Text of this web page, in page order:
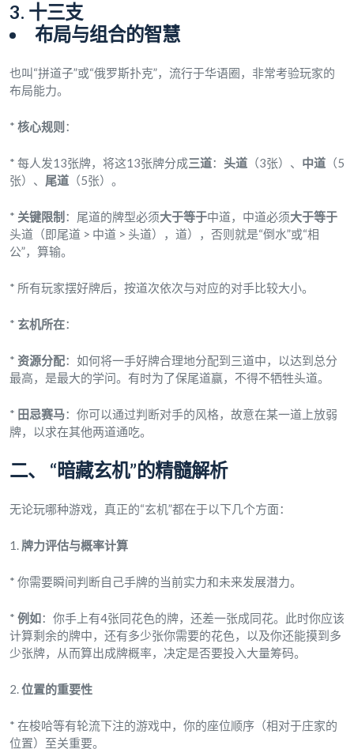
3. 十三支
布局与组合的智慧
也叫“拼道子”或“俄罗斯扑克”，流行于华语圈，非常考验玩家的
布局能力。
* 核心规则 ：
* 每人发13张牌，将这13张牌分成三道： 头道 （3张）、 中道 （5
张）、 尾道 （5张）。
* 关键限制 ：尾道的牌型必须大于等于中道，中道必须大于等于
头道（即尾道 > 中道 > 头道），道），否则就是“倒水”或“相
公”，算输。
* 所有玩家摆好牌后，按道次依次与对应的对手比较大小。
* 玄机所在：
* 资源分配：如何将一手好牌合理地分配到三道中，以达到总分
最高，是最大的学问。有时为了保尾道赢，不得不牺牲头道。
* 田忌赛马：你可以通过判断对手的风格，故意在某一道上放弱
牌，以求在其他两道通吃。
二、 “暗藏玄机”的精髓解析
无论玩哪种游戏，真正的“玄机”都在于以下几个方面：
1. 牌力评估与概率计算
* 你需要瞬间判断自己手牌的当前实力和未来发展潜力。
* 例如：你手上有4张同花色的牌，还差一张成同花。此时你应该
计算剩余的牌中，还有多少张你需要的花色，以及你还能摸到多
少张牌，从而算出成牌概率，决定是否要投入大量筹码。
2.位置的重要性
* 在梭哈等有轮流下注的游戏中，你的座位顺序（相对于庄家的
位置）至关重要。